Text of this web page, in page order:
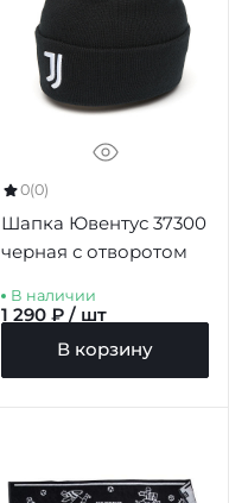
0(0)
Шапка Ювентус 37300
черная с отворотом
В наличии
1 290 ₽ / шт
В корзину